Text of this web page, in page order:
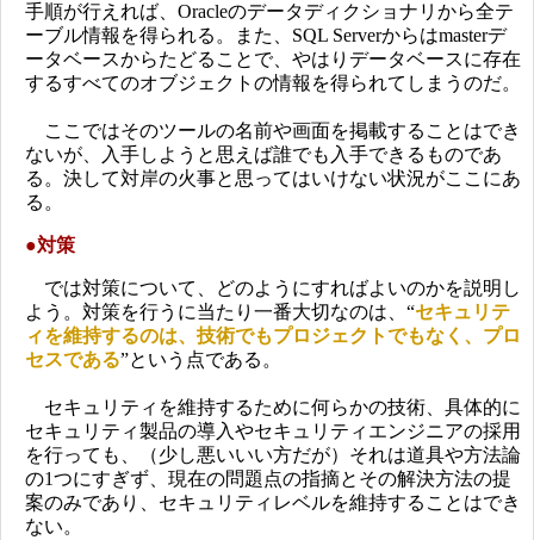
手順が行えれば、Oracleのデータディクショナリから全テ
ーブル情報を得られる。また、SQL Serverからはmasterデ
ータベースからたどることで、やはりデータベースに存在
するすべてのオブジェクトの情報を得られてしまうのだ。
ここではそのツールの名前や画面を掲載することはでき
ないが、入手しようと思えば誰でも入手できるものであ
る。決して対岸の火事と思ってはいけない状況がここにあ
る。
●対策
では対策について、どのようにすればよいのかを説明し
よう。対策を行うに当たり一番大切なのは、“セキュリテ
ィを維持するのは、技術でもプロジェクトでもなく、プロ
セスである”という点である。
セキュリティを維持するために何らかの技術、具体的に
セキュリティ製品の導入やセキュリティエンジニアの採用
を行っても、（少し悪いいい方だが）それは道具や方法論
の1つにすぎず、現在の問題点の指摘とその解決方法の提
案のみであり、セキュリティレベルを維持することはでき
ない。